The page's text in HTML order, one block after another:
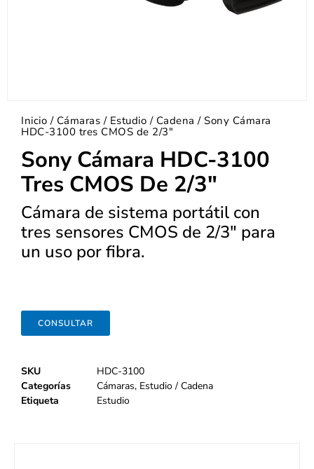
Inicio / Cámaras / Estudio / Cadena / Sony Cámara
HDC-3100 tres CMOS de 2/3″
Sony Cámara HDC-3100
Tres CMOS De 2/3″
Cámara de sistema portátil con
tres sensores CMOS de 2/3″ para
un uso por fibra.
CONSULTAR
SKU
HDC-3100
Categorías
Cámaras, Estudio / Cadena
Etiqueta
Estudio